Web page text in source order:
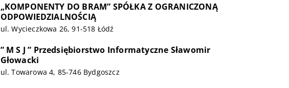
„KOMPONENTY DO BRAM” SPÓŁKA Z OGRANICZONĄ
ODPOWIEDZIALNOŚCIĄ
ul. Wycieczkowa 26, 91-518 Łódź
” M S J ” Przedsiębiorstwo Informatyczne Sławomir
Głowacki
ul. Towarowa 4, 85-746 Bydgoszcz